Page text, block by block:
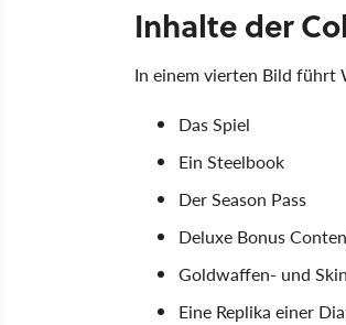
Inhalte der
In einem vierten Bild führt
Das Spiel
Ein Steelbook
Der Season Pass
Deluxe Bonus
Goldwaffen- und
Eine Replika einer